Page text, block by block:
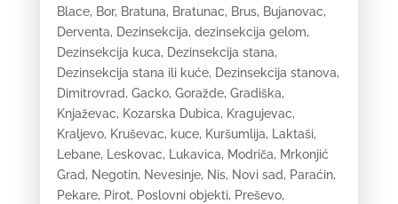
Blace, Bor, Bratuna, Bratunac, Brus, Bujanovac,
Derventa, Dezinsekcija, dezinsekcija gelom,
Dezinsekcija kuca, Dezinsekcija stana,
Dezinsekcija stana ili kuće, Dezinsekcija stanova,
Dimitrovrad, Gacko, Goražde, Gradiška,
Knjaževac, Kozarska Dubica, Kragujevac,
Kraljevo, Kruševac, kuce, Kuršumlija, Laktaši,
Lebane, Leskovac, Lukavica, Modriča, Mrkonjić
Grad, Negotin, Nevesinje, Nis, Novi sad, Paraćin,
Pekare, Pirot, Poslovni objekti, Preševo,